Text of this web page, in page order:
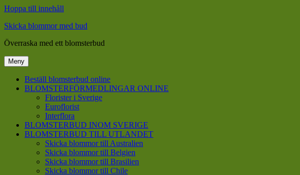
Hoppa till innehåll
Skicka blommor med bud
Överraska med ett blomsterbud
Meny
Beställ blomsterbud online
BLOMSTERFÖRMEDLINGAR ONLINE
Florister i Sverige
Euroflorist
Interflora
BLOMSTERBUD INOM SVERIGE
BLOMSTERBUD TILL UTLANDET
Skicka blommor till Australien
Skicka blommor till Belgien
Skicka blommor till Brasilien
Skicka blommor till Chile